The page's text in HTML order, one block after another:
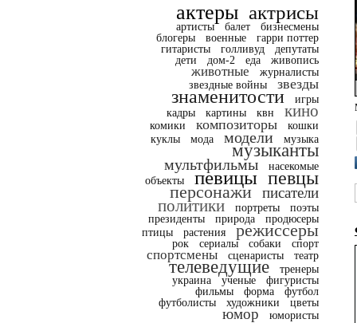
актеры актрисы
артисты балет
бизнесмены
блогеры
военные
гарри поттер
гитаристы
голливуд
депутаты
дети
дом-2 еда живопись
животные
журналисты
звездные войны
звезды
знаменитости
игры
кадры
картины квн кино
комики композиторы
кошки
куклы
мода модели музыка
музыканты
мультфильмы
насекомые
объекты
певицы певцы
персонажи писатели
политики портреты
поэты
президенты
природа
продюсеры
птицы
растения режиссеры
рок сериалы собаки спорт
спортсмены сценаристы театр
телеведущие
тренеры
украина
ученые
фигуристы
фильмы
форма
футбол
футболисты
художники цветы
юмор юмористы